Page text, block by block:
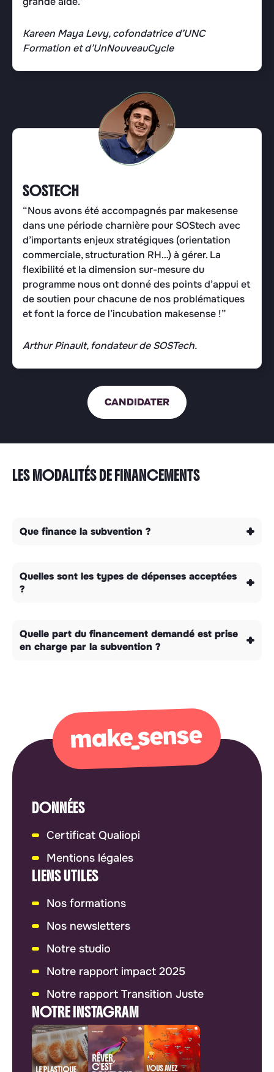
Kareen Maya Levy, cofondatrice d’UNC
Formation et d’UnNouveauCycle
SOSTECH
“Nous avons été accompagnés par makesense
dans une période charnière pour SOStech avec
d’importants enjeux stratégiques (orientation
commerciale, structuration RH…) à gérer. La
flexibilité et la dimension sur-mesure du
programme nous ont donné des points d’appui et
de soutien pour chacune de nos problématiques
et font la force de l’incubation makesense !”
Arthur Pinault, fondateur de SOSTech.
CANDIDATER
LES MODALITÉS DE FINANCEMENTS
Que finance la subvention ?
Quelles sont les types de dépenses acceptées
?
Quelle part du financement demandé est prise
en charge par la subvention ?
DONNÉES
Certificat Qualiopi
Mentions légales
LIENS UTILES
Nos formations
Nos newsletters
Notre studio
Notre rapport impact 2025
Notre rapport Transition Juste
NOTRE INSTAGRAM